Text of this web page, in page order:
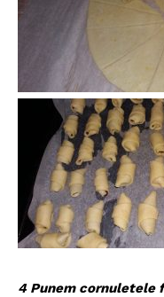
4 Punem cornuletele